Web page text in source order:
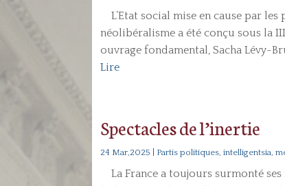
L’Etat social mise en cause par
néolibéralisme a été conçu sous la
ouvrage fondamental, Sacha Lévy-
Lire
Spectacles de l’inertie
24 Mar,2025 Partis politiques, intelligentsia,
La France a toujours surmonté